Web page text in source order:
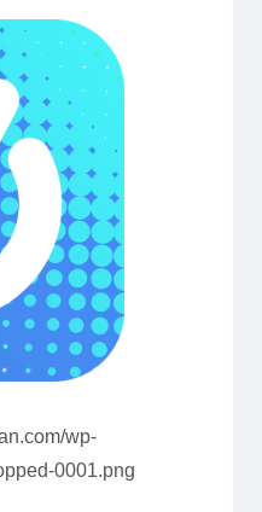
wp-
0001.png